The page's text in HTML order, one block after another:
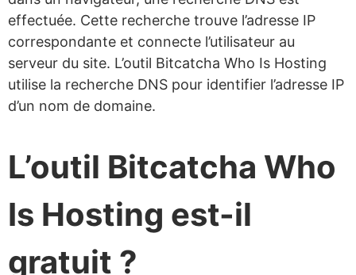
effectuée. Cette recherche trouve l’adresse IP
correspondante et connecte l’utilisateur au
serveur du site. L’outil Bitcatcha Who Is Hosting
utilise la recherche DNS pour identifier l’adresse IP
d’un nom de domaine.
L’outil Bitcatcha Who
Is Hosting est-il
gratuit ?